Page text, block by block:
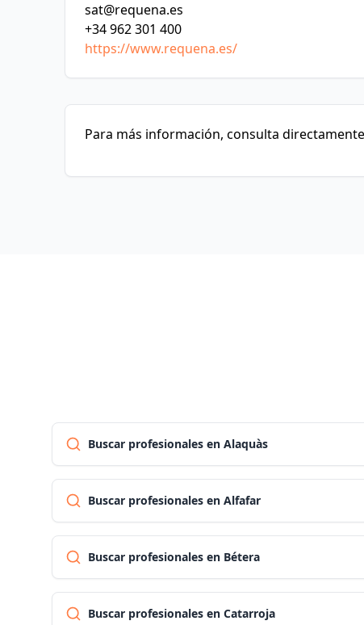
sat@requena.es
+34 962 301 400
https://www.requena.es/
Para más información, consulta
Buscar profesionales en Alaquàs
Buscar profesionales en Alfafar
Buscar profesionales en Bétera
Buscar profesionales en Catarroja